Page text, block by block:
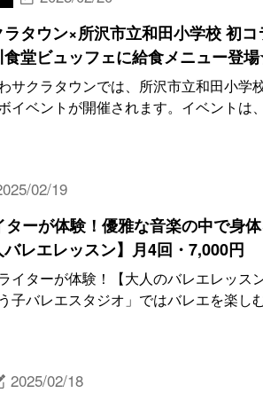
タウン×所沢市立和田小学校 初
食堂ビュッフェに給食メニュー登
サクラタウンでは、所沢市立和田小学
イベントが開催されます。イベントは
02/19
ターが体験！優雅な音楽の中で身
レエレッスン】月4回・7,000円
イターが体験！【大人のバレエレッス
子バレエスタジオ」ではバレエを楽
2025/02/18